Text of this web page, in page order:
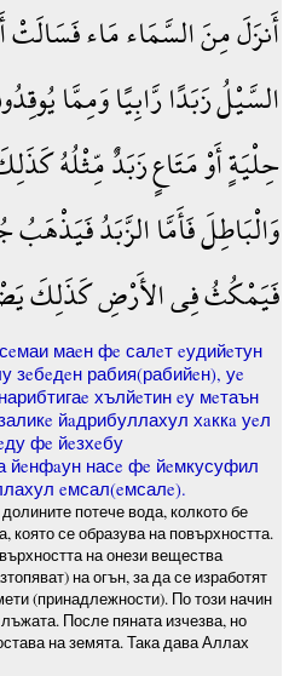
أَنزَلَ مِنَ السَّمَاء مَاء
السَّيْلُ زَبَدًا رَّابِيًا وَمِمَّا
حِلْيَةٍ أَوْ مَتَاعٍ زَبَدٌ مِّثْلُهُ
وَالْبَاطِلَ فَأَمَّا الزَّبَدُ فَيَذْهَبُ
فَيَمْكُثُ فِي الأَرْضِ كَذَلِكَ
маeн фe салeт eудийeтун
зeбeдeн рабия(рабийeн), уe
хълйeтин eу мeтаън
йaдрибуллахул хaккa уeл
фe йeзхeбу
насe фe йeмкусуфил
eмсал(eмсалe).
потече вода, колкото бе
която се образува на повърхността.
на онези вещества
на огън, за да се изработят
(принадлежности). По този начин
После пяната изчезва, но
на земята. Така дава Аллах